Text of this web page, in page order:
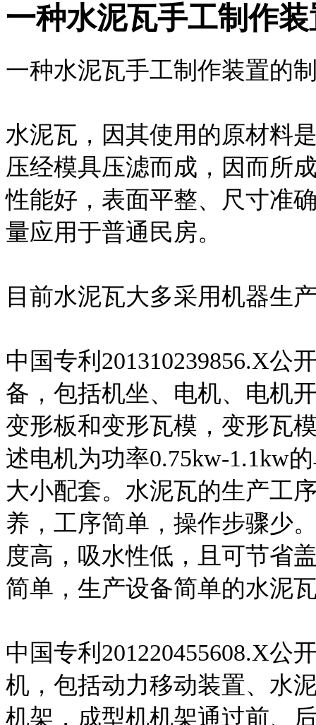
一种水泥瓦手工制作
一种水泥瓦手工制作装置的
水泥瓦，因其使用的原材料
压经模具压滤而成，因而所
性能好，表面平整、尺寸准
量应用于普通民房。
目前水泥瓦大多采用机器生
中国专利201310239856.X公
备，包括机坐、电机、电机
变形板和变形瓦模，变形瓦
述电机为功率0.75kw-1.1kw
大小配套。水泥瓦的生产
养，工序简单，操作步骤少
度高，吸水性低，且可节省
简单，生产设备简单的水泥
中国专利201220455608.X公
机，包括动力移动装置、水
机架，成型机机架通过前、